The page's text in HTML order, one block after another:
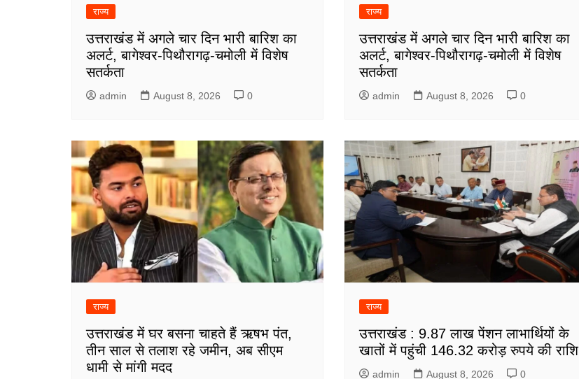
राज्य
उत्तराखंड में अगले चार दिन भारी बारिश का
अलर्ट, बागेश्वर-पिथौरागढ़-चमोली में विशेष
सतर्कता
admin August 8, 2026 0
राज्य
उत्तराखंड में अगले चार दिन भारी बारिश का
अलर्ट, बागेश्वर-पिथौरागढ़-चमोली में विशेष
सतर्कता
admin August 8, 2026 0
राज्य
उत्तराखंड में घर बसना चाहते हैं ऋषभ पंत,
तीन साल से तलाश रहे जमीन, अब सीएम
धामी से मांगी मदद
राज्य
उत्तराखंड : 9.87 लाख पेंशन लाभार्थियों के
खातों में पहुंची 146.32 करोड़ रुपये की राशि
admin August 8, 2026 0